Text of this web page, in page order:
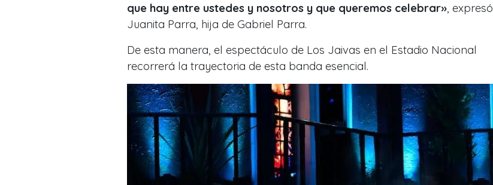
que hay entre ustedes y nosotros y que queremos celebrar» , expresó
Juanita Parra, hija de Gabriel Parra.
De esta manera, el espectáculo de Los Jaivas en el Estadio Nacional
recorrerá la trayectoria de esta banda esencial.